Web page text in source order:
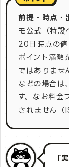
前提・時点・
モ公式（特設
20日時点の
ポイント満額
ではありませ
などの場合は
す。なお料金
されません（
「